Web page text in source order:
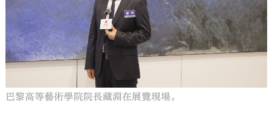
巴黎高等藝術學院院長藏淵在展覽現場。